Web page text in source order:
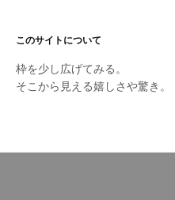
このサイトについて
枠を少し広げてみる。
そこから見える嬉しさや驚き。